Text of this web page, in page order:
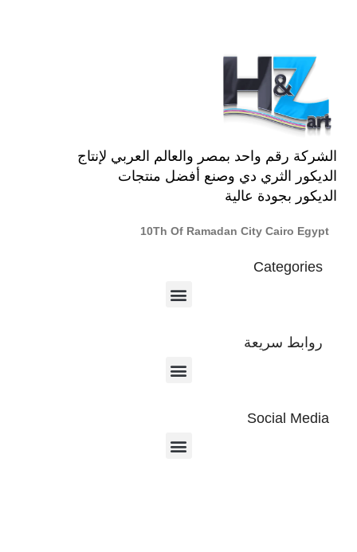
الشركة رقم واحد بمصر والعالم العربي لإنتاج
الديكور الثري دي وصنع أفضل منتجات
الديكور بجودة عالية
10Th Of Ramadan City Cairo Egypt
Categories
روابط سريعة
Social Media